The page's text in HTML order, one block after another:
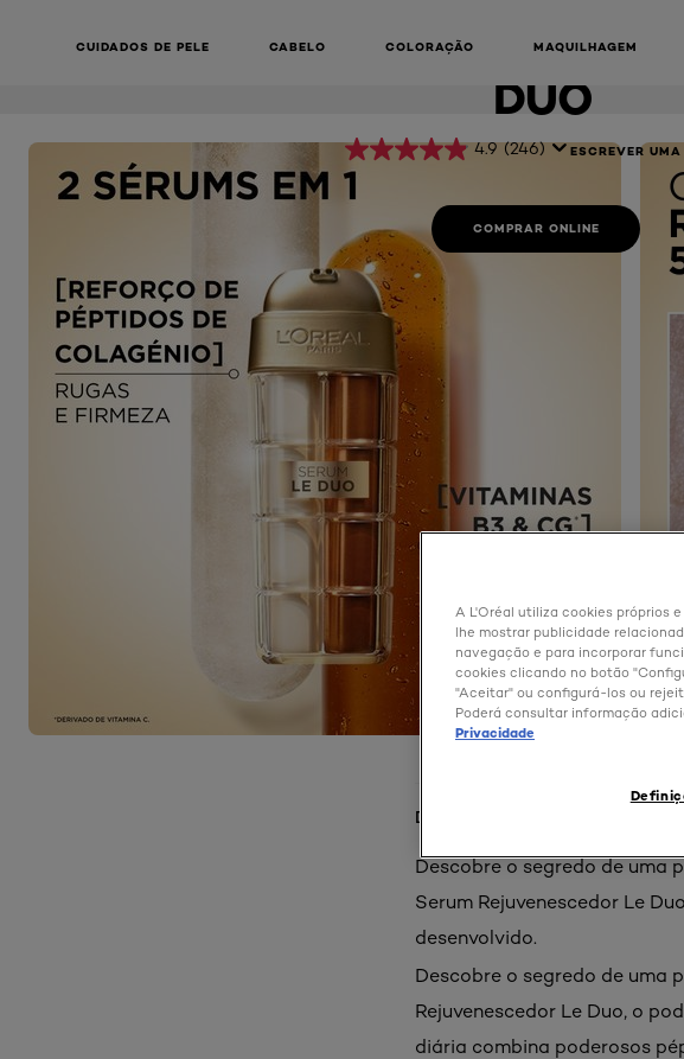
CUIDADOS DE PELE CABELO COLORAÇÃO MAQUILHAGEM
DUO
4.9 (246) ESCREVER
COMPRAR ONLINE
Detalhes do produto
Descobre o segredo de uma
Serum Rejuvenescedor Le
desenvolvido.
Descobre o segredo de uma
Rejuvenescedor Le Duo, o
diária combina poderosos
A L'Oréal utiliza cookies próprios
lhe mostrar publicidade
navegação e para incorporar
cookies clicando no botão
"Aceitar" ou configurá-los ou
Poderá consultar informação
Privacidade